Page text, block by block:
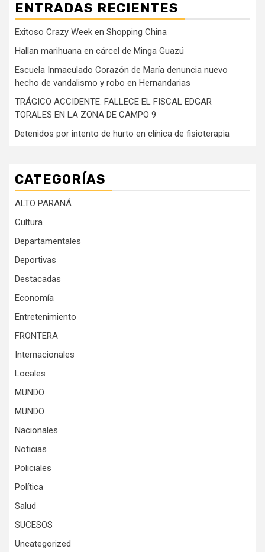
ENTRADAS RECIENTES
Exitoso Crazy Week en Shopping China
Hallan marihuana en cárcel de Minga Guazú
Escuela Inmaculado Corazón de María denuncia nuevo
hecho de vandalismo y robo en Hernandarias
TRÁGICO ACCIDENTE: FALLECE EL FISCAL EDGAR
TORALES EN LA ZONA DE CAMPO 9
Detenidos por intento de hurto en clínica de fisioterapia
CATEGORÍAS
ALTO PARANÁ
Cultura
Departamentales
Deportivas
Destacadas
Economía
Entretenimiento
FRONTERA
Internacionales
Locales
MUNDO
MUNDO
Nacionales
Noticias
Policiales
Política
Salud
SUCESOS
Uncategorized